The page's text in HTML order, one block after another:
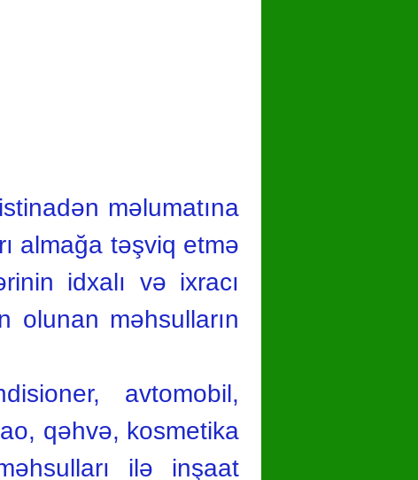
məlumatına
almağa təşviq etmə
idxalı və ixracı
olunan məhsulların
avtomobil,
qəhvə, kosmetika
ilə inşaat